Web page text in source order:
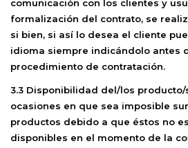
comunicación con los clientes y
formalización del contrato, se
si bien, si así lo desea el cliente
idioma siempre indicándolo antes
procedimiento de contratación.
3.3 Disponibilidad del/los producto/
ocasiones en que sea imposible
productos debido a que éstos no
disponibles en el momento de la